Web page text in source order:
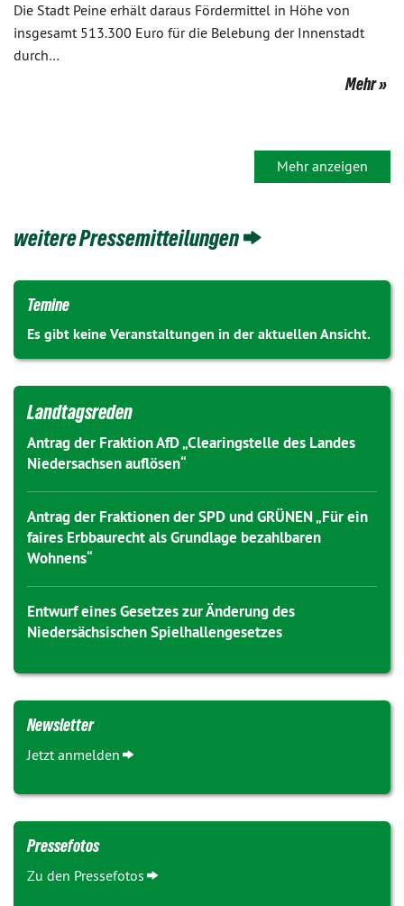
Die Stadt Peine erhält daraus Fördermittel in Höhe von
insgesamt 513.300 Euro für die Belebung der Innenstadt
durch…
Mehr
Mehr anzeigen
weitere Pressemitteilungen
Temine
Es gibt keine Veranstaltungen in der aktuellen Ansicht.
Landtagsreden
Antrag der Fraktion AfD „Clearingstelle des Landes
Niedersachsen auflösen“
Antrag der Fraktionen der SPD und GRÜNEN „Für ein
faires Erbbaurecht als Grundlage bezahlbaren
Wohnens“
Entwurf eines Gesetzes zur Änderung des
Niedersächsischen Spielhallengesetzes
Newsletter
Jetzt anmelden
Pressefotos
Zu den Pressefotos